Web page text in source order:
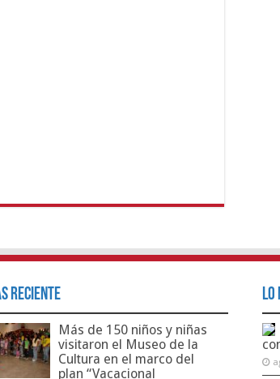
Reciente
Más de 150 niños y niñas
visitaron el Museo de la
Cultura en el marco del
plan “Vacacional
Lo